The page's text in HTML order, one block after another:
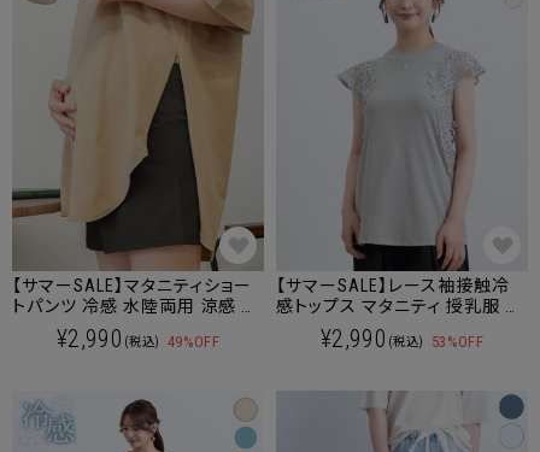
【サマーSALE】マタニティショー
トパンツ 冷感 水陸両用 涼感 水
着 速乾 マタニティ 産後も使え
る [M便 6/6]【メール便可】
¥2,990 (税込) 49%OFF
【サマーSALE】レース袖接触冷
感トップス マタニティ 授乳服 産
後も使える
¥2,990 (税込) 53%OFF